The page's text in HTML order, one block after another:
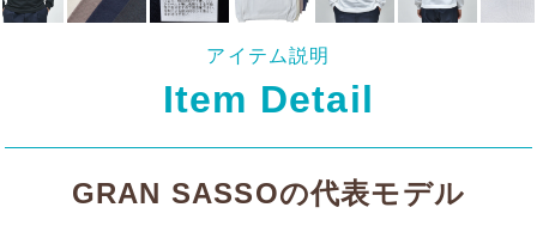
アイテム説明
Item Detail
GRAN SASSOの代表モデル